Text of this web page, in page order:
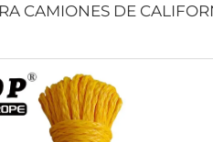
CAMIONES DE